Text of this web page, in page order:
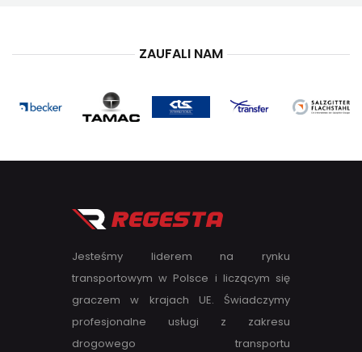
ZAUFALI NAM
Jesteśmy liderem na rynku
transportowym w Polsce i liczącym się
graczem w krajach UE. Świadczymy
profesjonalne usługi z zakresu
drogowego transportu